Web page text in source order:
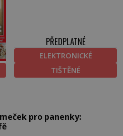
PŘEDPLATNÉ
ELEKTRONICKÉ
TIŠTĚNÉ
pro panenky: